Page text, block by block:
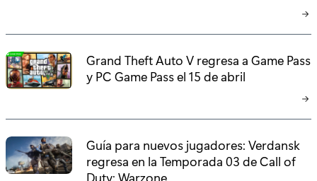
Grand Theft Auto V regresa a Game Pass
y PC Game Pass el 15 de abril
Guía para nuevos jugadores: Verdansk
regresa en la Temporada 03 de Call of
Duty: Warzone